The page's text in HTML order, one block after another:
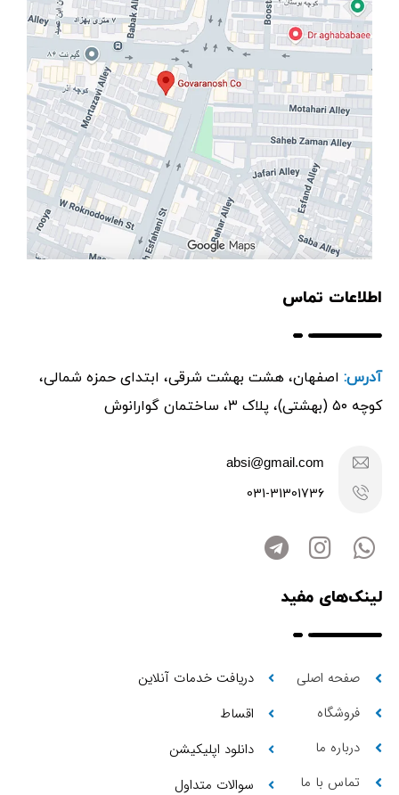
اطلاعات تماس
آدرس: اصفهان، هشت بهشت شرقی، ابتدای حمزه شمالی،
کوچه ۵۰ (بهشتی)، پلاک ۳، ساختمان گوارانوش
absi@gmail.com
031-31301736
لینک‌های مفید
صفحه اصلی
فروشگاه
درباره ما
تماس با ما
دریافت خدمات آنلاین
اقساط
دانلود اپلیکیشن
سوالات متداول